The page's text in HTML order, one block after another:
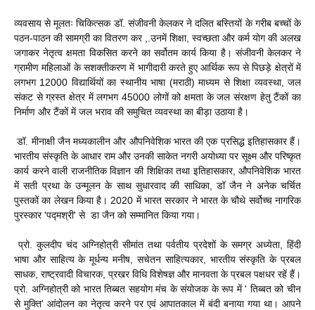
व्यवसाय से मूलतः चिकित्सक डॉ. संजीवनी केलकर ने दलित बस्तियों के गरीब बच्चों के
पठन-पाठन की सामग्री का वितरण कर ,.उनमें शिक्षा, स्वच्छता और कर्म योग की अलख
जगाकर नेतृत्व क्षमता विकसित करने का सर्वोतम कार्य किया है। संजीवनी केलकर ने
ग्रामीण महिलाओं के सशक्तीकरण में भागीदारी करते हुए आर्थिक रूप से पिछड़े क्षेत्रों में
लगभग 12000 विद्यार्थियों का स्थानीय भाषा (मराठी) माध्यम से शिक्षा व्यवस्था, जल
संकट से ग्रस्त क्षेत्र में लगभग 45000 लोगों को क्षमता के जल संरक्षण हेतु टैंकों का
निर्माण और टैंकों में जल भराव की समुचित व्यवस्था का बीड़ा उठाया है।
डॉ. मीनाक्षी जैन मध्यकालीन और औपनिवेशिक भारत की एक प्रसिद्ध इतिहासकार हैं।
भारतीय संस्कृति के आधार राम और उनकी साकेत नगरी अयोध्या पर सूक्ष्म और परिष्कृत
कार्य करने वाली राजनीतिक विज्ञान की शिक्षिका तथा इतिहासकार, औपनिवेशिक भारत
में सती प्रथा के उन्मूलन के साथ सुधारवाद की साधिका, डॉ जैन ने अनेक चर्चित
पुस्तकों का लेखन किया है। 2020 में भारत सरकार ने भारत के चौथे सर्वोच्च नागरिक
पुरस्कार 'पद्मश्री' से डा जैन को सम्मानित किया गया।
प्रो. कुलदीप चंद अग्निहोत्री सीमांत तथा पर्वतीय प्रदेशों के समग्र अध्येता, हिंदी
भाषा और साहित्य के मूर्धन्य मनीष, सचेतन साहित्यकार, भारतीय संस्कृति के प्रबल
साधक, राष्ट्रवादी विचारक, प्रखर विधि विशेषज्ञ और मानवता के प्रबल पक्षधर रहें हैं।
प्रो. अग्निहोत्री को भारत तिब्बत सहयोग मंच के संयोजक के रूप में ' तिब्बत को चीन
से मुक्ति' आंदोलन का नेतृत्व करने पर एवं आपातकाल में बंदी बनाया गया था। आपने